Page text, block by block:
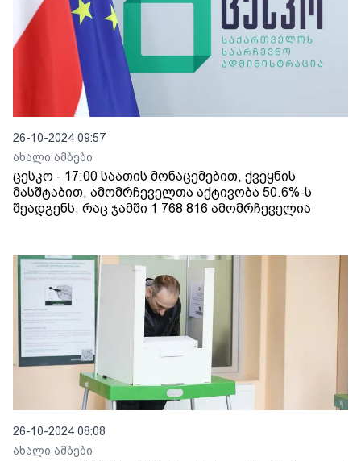
26-10-2024 09:57
ახალი ამბები
ცესკო - 17:00 საათის მონაცემებით, ქვეყნის
მასშტაბით, ამომრჩეველთა აქტივობა 50.6%-ს
შეადგენს, რაც ჯამში 1 768 816 ამომრჩეველია
26-10-2024 08:08
ახალი ამბები